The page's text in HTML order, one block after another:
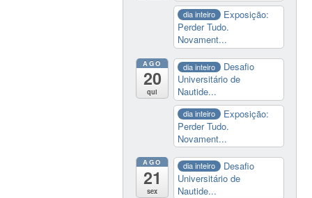
dia inteiro
Exposição:
Perder Tudo.
Novament...
AGO
20
qui
dia inteiro
Desafio
Universitário de
Nautide...
dia inteiro
Exposição:
Perder Tudo.
Novament...
AGO
21
sex
dia inteiro
Desafio
Universitário de
Nautide...